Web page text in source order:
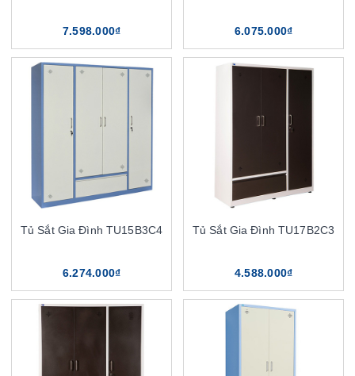
7.598.000₫ 6.075.000₫
Tủ Sắt Gia Đình TU15B3C4
6.274.000₫
Tủ Sắt Gia Đình TU17B2C3
4.588.000₫